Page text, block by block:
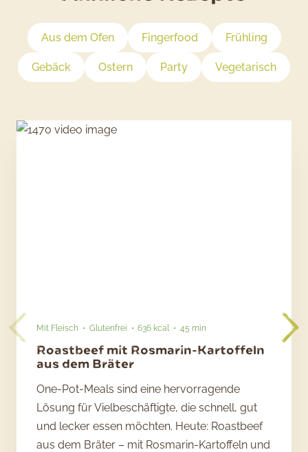
Aus dem Ofen Fingerfood Frühling
Gebäck Ostern Party Vegetarisch
Mit Fleisch Glutenfrei 636 kcal 45 min
Roastbeef mit Rosmarin-Kartoffeln
aus dem Bräter
One-Pot-Meals sind eine hervorragende
Lösung für Vielbeschäftigte, die schnell, gut
und lecker essen möchten. Heute: Roastbeef
aus dem Bräter – mit Rosmarin-Kartoffeln und